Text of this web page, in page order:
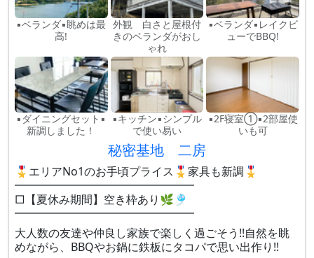
▪ベランダ▪眺めは最
高!
外観 白さと屋根付
きのベランダがおし
ゃれ
▪ベランダ▪レイクビ
ューでBBQ!
▪ダイニングセット▪
新調しました！
▪キッチン▪シンプル
で使い易い
▪2F寝室①▪2部屋使
いも可
秘密基地 二房
🎖️エリアNo1のお手頃プライス🎖️家具も新調🎖️
━━━━━━━━━━━━━━━━
□【夏休み期間】空き枠あり🌿🎐
━━━━━━━━━━━━━━━━
大人数の友達や仲良し家族で楽しく過ごそう!!自然を眺
めながら、BBQやお鍋に鉄板にタコパで思い出作り!!